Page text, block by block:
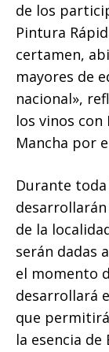
de los
Pintura
certamen,
mayores de
nacional»,
los vinos con
Mancha por
Durante
de la
serán dadas
el momento
desarrollará
que
la esencia